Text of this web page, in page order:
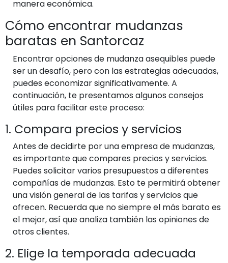
manera económica.
Cómo encontrar mudanzas
baratas en Santorcaz
Encontrar opciones de mudanza asequibles puede
ser un desafío, pero con las estrategias adecuadas,
puedes economizar significativamente. A
continuación, te presentamos algunos consejos
útiles para facilitar este proceso:
1. Compara precios y servicios
Antes de decidirte por una empresa de mudanzas,
es importante que compares precios y servicios.
Puedes solicitar varios presupuestos a diferentes
compañías de mudanzas. Esto te permitirá obtener
una visión general de las tarifas y servicios que
ofrecen. Recuerda que no siempre el más barato es
el mejor, así que analiza también las opiniones de
otros clientes.
2. Elige la temporada adecuada